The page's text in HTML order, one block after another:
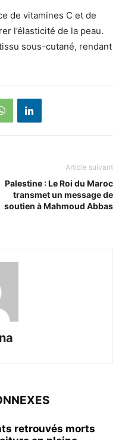
de vitamines C et de
l’élasticité de la peau.
sous-cutané, rendant
Article suivant
Palestine : Le Roi du Maroc
transmet un message de
soutien à Mahmoud Abbas
retrouvés morts